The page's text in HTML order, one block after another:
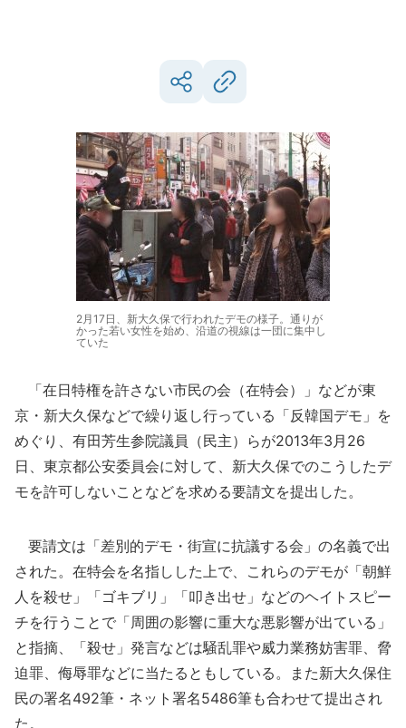
2月17日、新大久保で行われたデモの様子。通りが
かった若い女性を始め、沿道の視線は一団に集中し
ていた
「在日特権を許さない市民の会（在特会）」などが東
京・新大久保などで繰り返し行っている「反韓国デモ」を
めぐり、有田芳生参院議員（民主）らが2013年3月26
日、東京都公安委員会に対して、新大久保でのこうしたデ
モを許可しないことなどを求める要請文を提出した。
要請文は「差別的デモ・街宣に抗議する会」の名義で出
された。在特会を名指しした上で、これらのデモが「朝鮮
人を殺せ」「ゴキブリ」「叩き出せ」などのヘイトスピー
チを行うことで「周囲の影響に重大な悪影響が出ている」
と指摘、「殺せ」発言などは騒乱罪や威力業務妨害罪、脅
迫罪、侮辱罪などに当たるともしている。また新大久保住
民の署名492筆・ネット署名5486筆も合わせて提出され
た。